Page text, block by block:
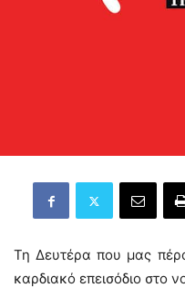
Τη Δευτέρα που μας
καρδιακό επεισόδιο στο